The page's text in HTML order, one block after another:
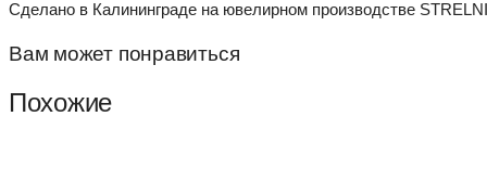
Сделано в Калининграде на ювелирном производстве
Вам может понравиться
Похожие